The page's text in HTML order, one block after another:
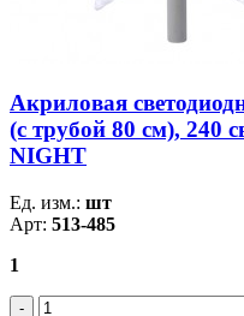
Акриловая
(c трубой 80 см), 240
NIGHT
Ед. изм.: шт
Арт: 513-485
1